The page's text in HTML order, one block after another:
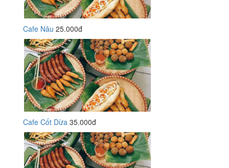
Cafe Nâu 25.000đ
Cafe Cốt Dừa 35.000đ